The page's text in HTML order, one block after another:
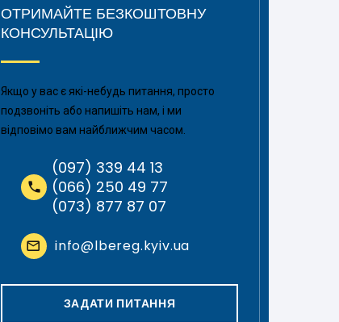
ОТРИМАЙТЕ БЕЗКОШТОВНУ
КОНСУЛЬТАЦІЮ
Якщо у вас є які-небудь питання, просто
подзвоніть або напишіть нам, і ми
відповімо вам найближчим часом.
(097) 339 44 13
(066) 250 49 77
(073) 877 87 07
info@lbereg.kyiv.ua
ЗАДАТИ ПИТАННЯ